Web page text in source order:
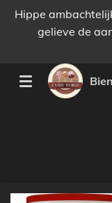
Passer
principal
Hippe
gelieve de